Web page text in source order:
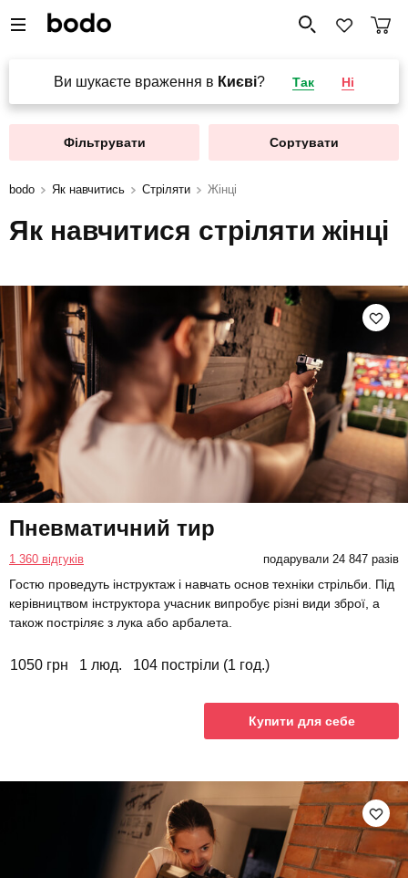
Ви шукаєте враження в Києві? Так Ні
Фільтрувати Сортувати
bodo Як навчитись Стріляти Жінці
Як навчитися стріляти жінці
Пневматичний тир
1 360 відгуків подарували 24 847 разів
Гостю проведуть інструктаж і навчать основ техніки стрільби. Під
керівництвом інструктора учасник випробує різні види зброї, а
також постріляє з лука або арбалета.
1050 грн 1 люд. 104 постріли (1 год.)
Купити для себе